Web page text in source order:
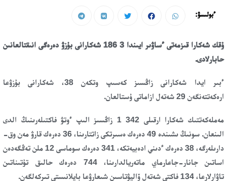
ءبولىسۋ:
ۇقك شەكارا قىزمەتى ءساۋىر ايىندا 3 186 شەكارانى بۇزۋ دەرەگى انىقتالعانىن
حابارلادى.
ءبىر ايدا شەكارانى زاڭسىز كەسىپ وتكەن 38، شەكارانى بۇزۋعا
ارەكەتتەنگەن 29 شەتەل ازاماتى ۇستالعان.
مەملەكەتتىك شەكارا ارقىلى 1 342 زاڭسىز الىپ ءوتۋ فاكتىلەرىنىڭ الدى
الىنعان. سونىڭ ىشىندە 49 دەرەك ەسىرتكى زاتتارىنا، 36 دەرەك قارۋ مەن وق-
دارىلەرگە، 38 دەرەك ءدىني ادەبيەتكە، 341 دەرەك سوماسى 12 ملن تەڭگەدەن
اساتىن جانار-جاعارماي ماتەريالدارىنا، 744 دەرەك حالىق تۇتىناتىن
تاۋارلارعا، 134 فاكتى شەتەل ۆاليۋتاسىن شىعارۋعا بايلانىستى تىركەلگەن.